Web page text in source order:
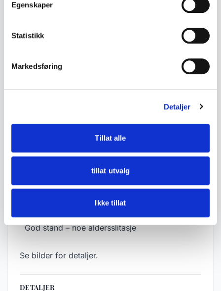
Egenskaper
Statistikk
Markedsføring
Detaljer
Tillat alle
tillat utvalg
Ikke tillat
raudtrøyebunad og beltestakk. Drakten har flere
og fremstår som rikt dekorert.
• Dukke med tradisjonell bunad
• Hårvippe (mønstret hårbånd)
- Bunaden er ca. 40cm lang
God stand – noe aldersslitasje
Se bilder for detaljer.
DETALJER